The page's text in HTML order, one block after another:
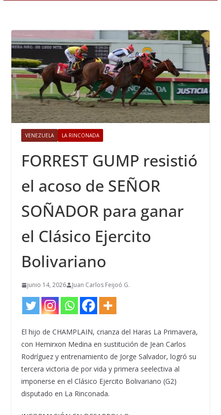
VENEZUELA LA RINCONADA
FORREST GUMP resistió
el acoso de SEÑOR
SOÑADOR para ganar
el Clásico Ejercito
Bolivariano
junio 14, 2026 Juan Carlos Feijoó G.
El hijo de CHAMPLAIN, crianza del Haras La Primavera,
con Hemirxon Medina en sustitución de Jean Carlos
Rodríguez y entrenamiento de Jorge Salvador, logró su
tercera victoria de por vida y primera seelectiva al
imponerse en el Clásico Ejercito Bolivariano (G2)
disputado en La Rinconada.